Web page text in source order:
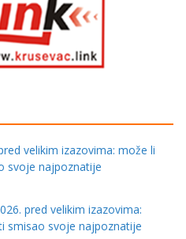
velikim izazovima: može li
svoje najpoznatije
pred velikim izazovima:
smisao svoje najpoznatije